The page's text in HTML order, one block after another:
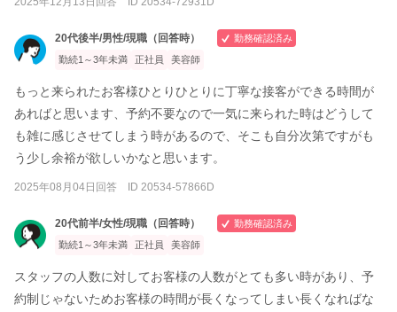
20代後半/男性/現職（回答時）
勤務確認済み
勤続1～3年未満
正社員 美容師
もっと来られたお客様ひとりひとりに丁寧な接客ができる時間が
あればと思います、予約不要なので一気に来られた時はどうして
も雑に感じさせてしまう時があるので、そこも自分次第ですがも
う少し余裕が欲しいかなと思います。
2025年08月04日回答 ID 20534-57866D
20代前半/女性/現職（回答時）
勤務確認済み
勤続1～3年未満
正社員 美容師
スタッフの人数に対してお客様の人数がとても多い時があり、予
約制じゃないためお客様の時間が長くなってしまい長くなればな